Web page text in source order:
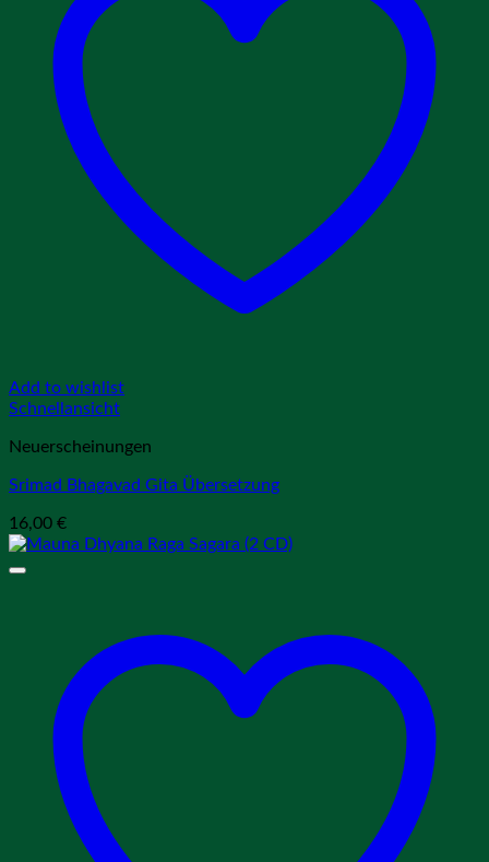
Add to wishlist
Schnellansicht
Neuerscheinungen
Srimad Bhagavad Gita Übersetzung
16,00 €